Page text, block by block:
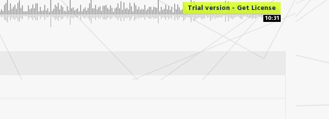
Trial version - Get License
10:31